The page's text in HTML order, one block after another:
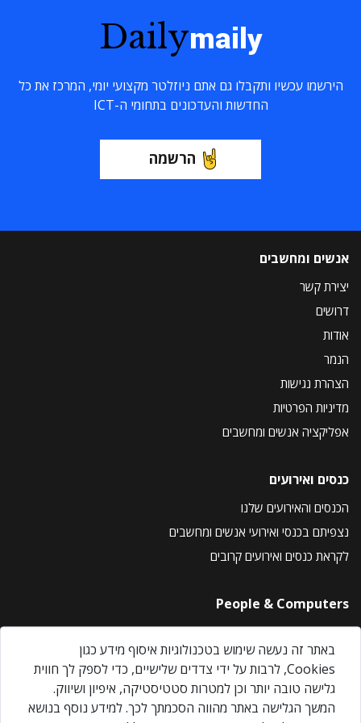
Dailymaily
הירשמו עכשיו ותקבלו גם אתם ניוזלטר מקצועי יומי, המרכז את כל
החדשות והעדכונים בתחומי ה-ICT
הרשמה
אנשים ומחשבים
יצירת קשר
דרושים
אודות
הנמר
הצהרת נגישות
מדיניות הפרטיות
אפליקציה אנשים ומחשבים
כנסים ואירועים
הכנסים והאירועים שלנו
נצפיתם בכנסי ואירועי אנשים ומחשבים
לקראת כנסים ואירועים קרובים
People & Computers
About Us
Privacy Policy
Contact Us
Our Events
באתר זה נעשה שימוש בטכנולוגיות איסוף מידע כגון
Cookies, לרבות על ידי צדדים שלישיים, כדי לספק לך חווית
גלישה טובה יותר וכן למטרות סטטיסטיקה, איפיון ושיווק.
המשך הגלישה באתר מהווה הסכמתך לכך. למידע נוסף בנושא